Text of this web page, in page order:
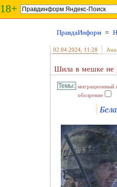
18+
ПравдаИнформ ≈
02.04.2024 , 11:28
Шила в мешке не
миграционный
обозрение